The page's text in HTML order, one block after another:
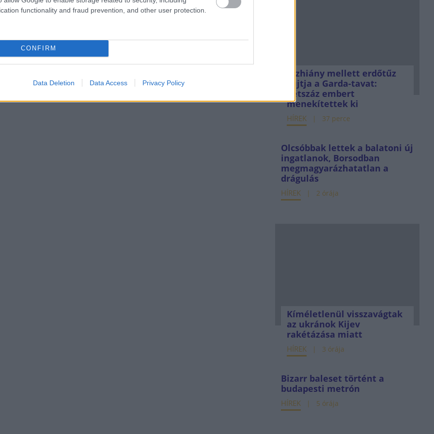
functionality and fraud prevention, and other user protection.
CONFIRM
Data Deletion Data Access Privacy Policy
Vízhiány mellett erdőtűz
sújtja a Garda-tavat:
kétszáz embert
menekítettek ki
HÍREK 37 perce
Olcsóbbak lettek a balatoni új
ingatlanok, Borsodban
megmagyarázhatatlan a
drágulás
HÍREK 2 órája
Kíméletlenül visszavágtak
az ukránok Kijev
rakétázása miatt
HÍREK 3 órája
Bizarr baleset történt a
budapesti metrón
HÍREK 5 órája